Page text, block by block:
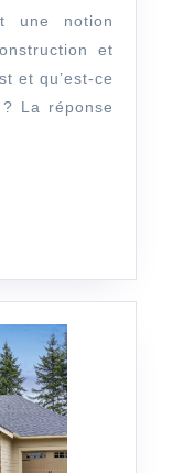
différents
travaux
de
gros
et
et qu’est-ce
La réponse